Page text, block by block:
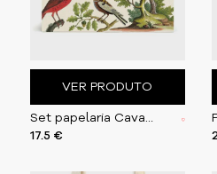
VER PRODUTO
Set papelaria Cavallini Birds
17.5 €